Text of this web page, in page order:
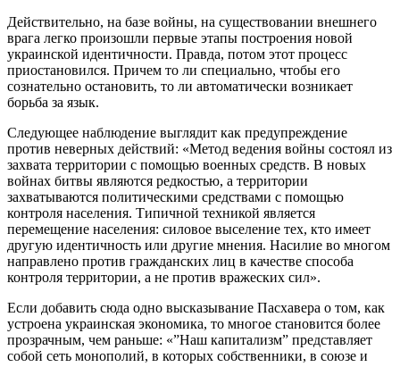
Действительно, на базе войны, на существовании внешнего
врага легко произошли первые этапы построения новой
украинской идентичности. Правда, потом этот процесс
приостановился. Причем то ли специально, чтобы его
сознательно остановить, то ли автоматически возникает
борьба за язык.
Следующее наблюдение выглядит как предупреждение
против неверных действий: «Метод ведения войны состоял из
захвата территории с помощью военных средств. В новых
войнах битвы являются редкостью, а территории
захватываются политическими средствами с помощью
контроля населения. Типичной техникой является
перемещение населения: силовое выселение тех, кто имеет
другую идентичность или другие мнения. Насилие во многом
направлено против гражданских лиц в качестве способа
контроля территории, а не против вражеских сил».
Если добавить сюда одно высказывание Пасхавера о том, как
устроена украинская экономика, то многое становится более
прозрачным, чем раньше: «”Наш капитализм” представляет
собой сеть монополий, в которых собственники, в союзе и